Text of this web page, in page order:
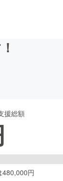
援総額
480,000円